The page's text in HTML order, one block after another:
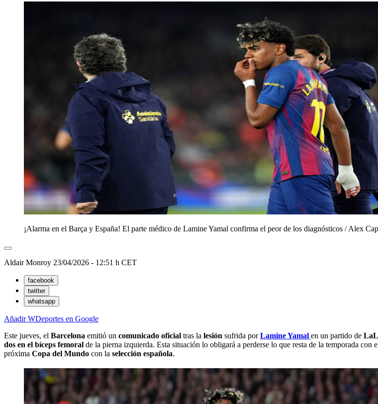
¡Alarma en el Barça y España! El parte médico de Lamine Yamal confirma el peor de los diagnósticos /Alex
Aldair Monroy 23/04/2026 - 12:51 h CET
facebook
twitter
whatsapp
Añadir WDeportes en Google
Este jueves, el Barcelona emitió un comunicado oficial tras la lesión sufrida porLamine Yamal en un partido de
dos en el bíceps femoral de la pierna izquierda. Esta situación lo obligará a perderse lo que resta de la temporada
próxima Copa del Mundo con la selección española.